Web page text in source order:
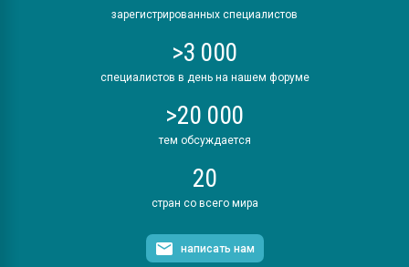
зарегистрированных специалистов
>3 000
специалистов в день на нашем форуме
>20 000
тем обсуждается
20
стран со всего мира
написать нам